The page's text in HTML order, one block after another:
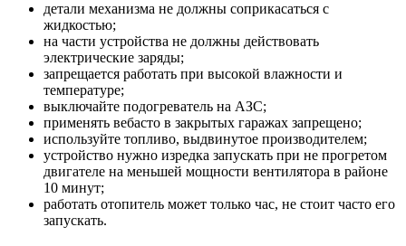
детали механизма не должны соприкасаться с
жидкостью;
на части устройства не должны действовать
электрические заряды;
запрещается работать при высокой влажности и
температуре;
выключайте подогреватель на АЗС;
применять вебасто в закрытых гаражах запрещено;
используйте топливо, выдвинутое производителем;
устройство нужно изредка запускать при не прогретом
двигателе на меньшей мощности вентилятора в районе
10 минут;
работать отопитель может только час, не стоит часто его
запускать.